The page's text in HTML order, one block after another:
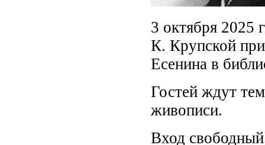
3 октября 2025
К. Крупской
Есенина в
Гостей ждут
живописи.
Вход